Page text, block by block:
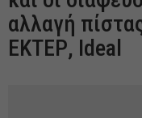
αλλαγή
ΕΚΤΕΡ, Ideal